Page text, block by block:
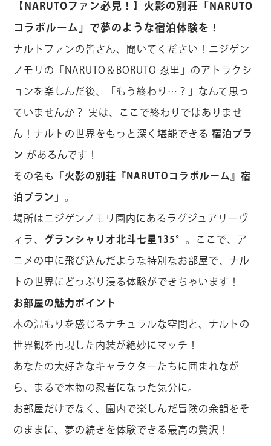
【NARUTOファン必見！】火影の別荘「NARUTO
コラボルーム」で夢のような宿泊体験を！
ナルトファンの皆さん、聞いてください！ニジゲン
ノモリの「NARUTO＆BORUTO 忍里」のアトラクシ
ョンを楽しんだ後、「もう終わり…？」なんて思っ
ていませんか？ 実は、ここで終わりではありませ
ん！ナルトの世界をもっと深く堪能できる宿泊プラ
ン があるんです！
その名も「 火影の別荘『NARUTOコラボルーム』宿
泊プラン 」。
場所はニジゲンノモリ園内にあるラグジュアリーヴ
ィラ、 グランシャリオ北斗七星135°。ここで、ア
ニメの中に飛び込んだような特別なお部屋で、ナル
トの世界にどっぷり浸る体験ができちゃいます！
お部屋の魅力ポイント
木の温もりを感じるナチュラルな空間と、ナルトの
世界観を再現した内装が絶妙にマッチ！
あなたの大好きなキャラクターたちに囲まれなが
ら、まるで本物の忍者になった気分に。
お部屋だけでなく、園内で楽しんだ冒険の余韻をそ
のままに、夢の続きを体験できる最高の贅沢！